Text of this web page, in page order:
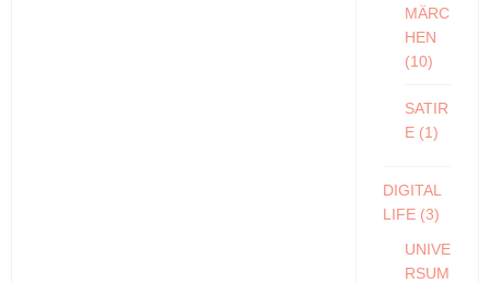
MÄRC
HEN
(10)
SATIR
E(1)
DIGITAL
LIFE(3)
UNIVE
RSUM